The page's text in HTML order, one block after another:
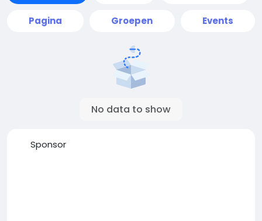
Pagina Groepen Events
No data to show
Sponsor